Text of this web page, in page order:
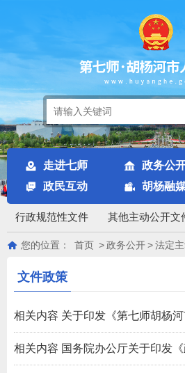
走进七师 政务公
政民互动
胡杨融
行政规范性文件 其他主动公开文
您的位置： 首页 >政务公开>法定
文件政策
相关内容 关于印发《第七师胡杨
和非营利性民办幼儿园收费标准》
相关内容 国务院办公厅关于印发